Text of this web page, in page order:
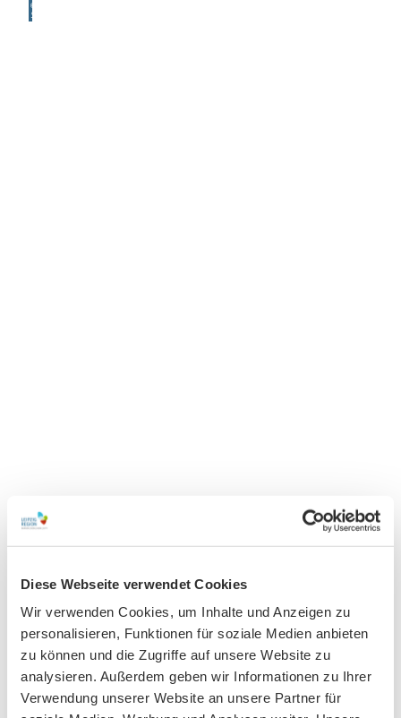
Diese Webseite verwendet Cookies
Wir verwenden Cookies, um Inhalte und Anzeigen zu
personalisieren, Funktionen für soziale Medien anbieten
zu können und die Zugriffe auf unsere Website zu
analysieren. Außerdem geben wir Informationen zu Ihrer
Verwendung unserer Website an unsere Partner für
© An
dreas
Schm
Wichtige
Links
© An
Schm